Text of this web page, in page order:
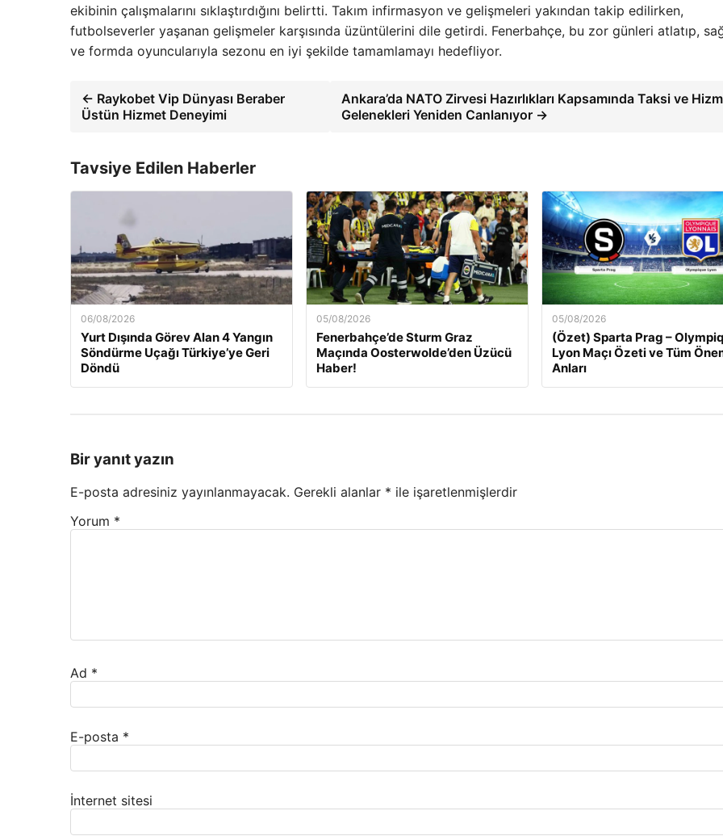
ekibinin çalışmalarını sıklaştırdığını belirtti. Takım infirmasyon ve gelişmeleri yakından takip edilirken,
futbolseverler yaşanan gelişmeler karşısında üzüntülerini dile getirdi. Fenerbahçe, bu zor günleri atlatıp,
ve formda oyuncularıyla sezonu en iyi şekilde tamamlamayı hedefliyor.
← Raykobet Vip Dünyası Beraber
Üstün Hizmet Deneyimi
Ankara’da NATO Zirvesi Hazırlıkları Kapsamında Taksi ve
Gelenekleri Yeniden Canlanıyor →
Tavsiye Edilen Haberler
06/08/2026
Yurt Dışında Görev Alan 4 Yangın
Söndürme Uçağı Türkiye’ye Geri
Döndü
05/08/2026
Fenerbahçe’de Sturm Graz
Maçında Oosterwolde’den Üzücü
Haber!
05/08/2026
(Özet) Sparta Prag –
Lyon Maçı Özeti ve Tüm
Anları
Bir yanıt yazın
E-posta adresiniz yayınlanmayacak. Gerekli alanlar * ile işaretlenmişlerdir
Yorum *
Ad *
E-posta *
İnternet sitesi